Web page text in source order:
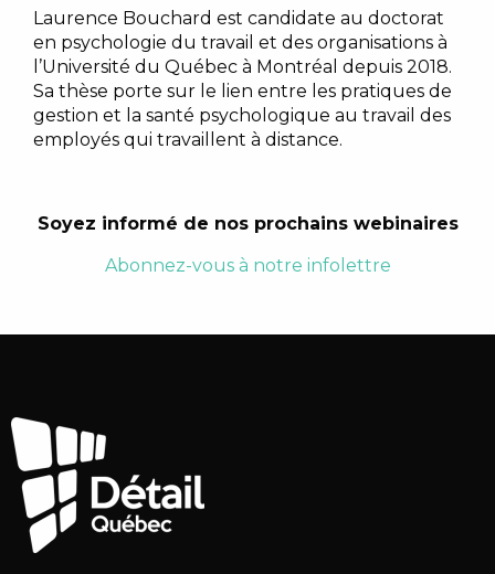
Laurence Bouchard est candidate au doctorat
en psychologie du travail et des organisations à
l’Université du Québec à Montréal depuis 2018.
Sa thèse porte sur le lien entre les pratiques de
gestion et la santé psychologique au travail des
employés qui travaillent à distance.
Soyez informé de nos prochains webinaires
Abonnez-vous à notre infolettre